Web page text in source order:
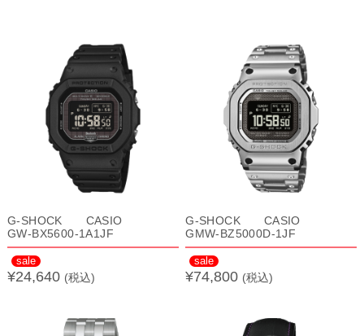
G-SHOCK CASIO
GW-BX5600-1A1JF
sale
¥24,640 (税込)
G-SHOCK CASIO
GMW-BZ5000D-1JF
sale
¥74,800 (税込)